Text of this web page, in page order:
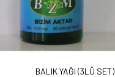
BALIK YAĞI (3LÜ SET)